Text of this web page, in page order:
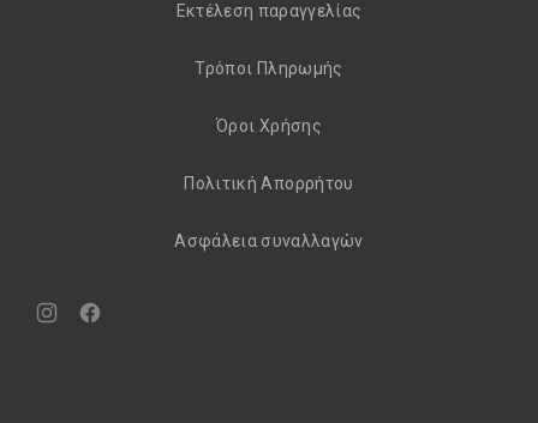
Εκτέλεση παραγγελίας
Τρόποι Πληρωμής
Όροι Χρήσης
Πολιτική Απορρήτου
Aσφάλεια συναλλαγών
Νέο
Νέο